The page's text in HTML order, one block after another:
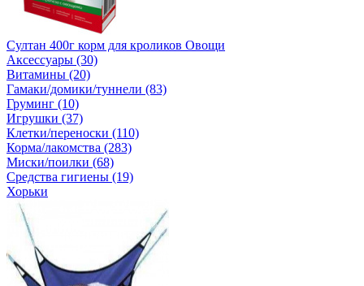
Султан 400г корм для кроликов Овощи
Аксессуары (30)
Витамины (20)
Гамаки/домики/туннели (83)
Груминг (10)
Игрушки (37)
Клетки/переноски (110)
Корма/лакомства (283)
Миски/поилки (68)
Средства гигиены (19)
Хорьки